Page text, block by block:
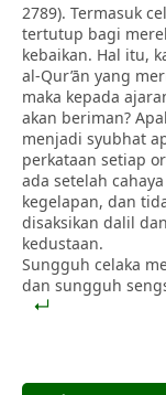
2789). Termasuk
tertutup bagi
kebaikan. Hal itu,
al-Qur’ān yang
maka kepada
akan beriman?
menjadi syubhat
perkataan setiap
ada setelah
kegelapan, dan
disaksikan dalil
kedustaan.
Sungguh celaka
dan sungguh